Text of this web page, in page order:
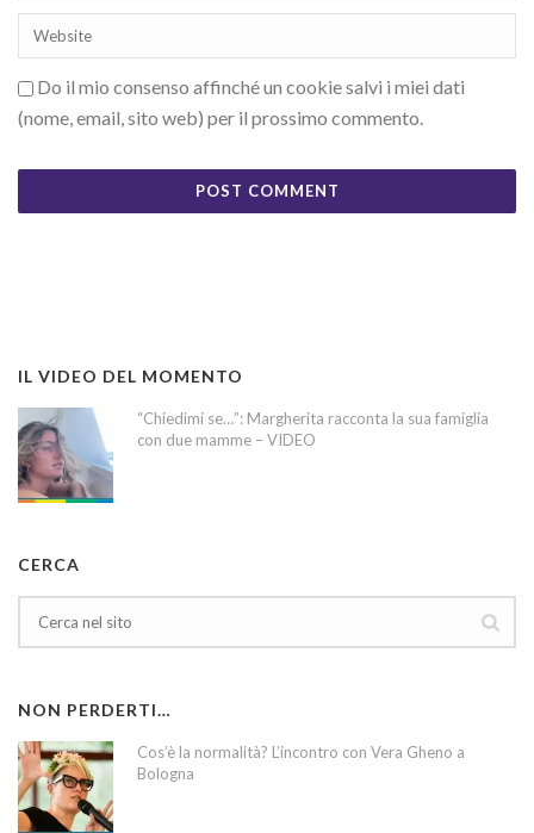
Do il mio consenso affinché un cookie salvi i miei dati
(nome, email, sito web) per il prossimo commento.
IL VIDEO DEL MOMENTO
“Chiedimi se…”: Margherita racconta la sua famiglia
con due mamme – VIDEO
CERCA
NON PERDERTI…
Cos’è la normalità? L’incontro con Vera Gheno a
Bologna